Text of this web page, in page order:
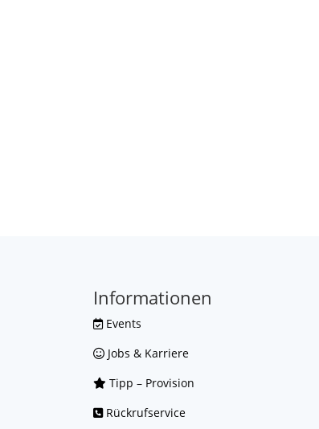
Informationen
Events
Jobs & Karriere
Tipp – Provision
Rückrufservice